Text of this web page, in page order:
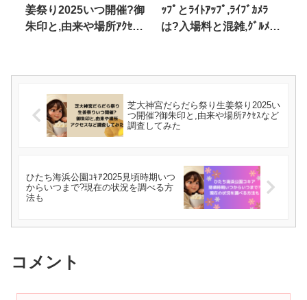
姜祭り2025いつ開催?御
朱印と,由来や場所ｱｸｾｽ
ｯﾌﾟとﾗｲﾄｱｯﾌﾟ,ﾗｲﾌﾞｶﾒﾗ
は?入場料と混雑,ｸﾞﾙﾒに
芝大神宮だらだら祭り生姜祭り2025い
つ開催?御朱印と,由来や場所ｱｸｾｽなど
調査してみた
ひたち海浜公園ｺｷｱ2025見頃時期いつ
からいつまで?現在の状況を調べる方
法も
コメント